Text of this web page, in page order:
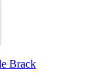
Brack